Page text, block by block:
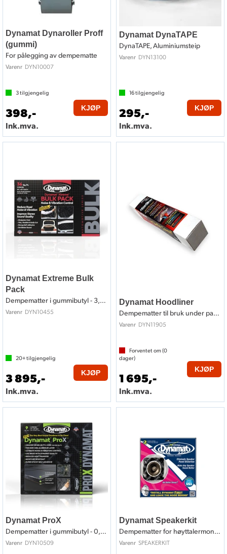
Dynamat Dynaroller Proff
(gummi)
For pålegging av dempematte
Varenr DYN10007
3tilgjengelig
398,-
Ink.mva.
KJØP
Dynamat DynaTAPE
DynaTAPE, Aluminiumsteip
Varenr DYN13100
16tilgjengelig
295,-
Ink.mva.
KJØP
Dynamat Extreme Bulk
Pack
Dempematter i gummibutyl - 3,34m2
Varenr DYN10455
20+tilgjengelig
3 895,-
Ink.mva.
KJØP
Dynamat Hoodliner
Dempematter til bruk under panser
Varenr DYN11905
Forventet om (0
dager)
1 695,-
Ink.mva.
KJØP
Dynamat ProX
Dempematter i gummibutyl - 0,84m2
Varenr DYN10509
Dynamat Speakerkit
Dempematter for høyttalermontering
Varenr SPEAKERKIT